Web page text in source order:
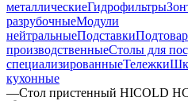
металлическиеГидрофильтры
разрубочныеМодули
нейтральныеПодставки
производственныеСтолы для
специализированныеТележки
кухонные
—Стол пристенный HICOLD